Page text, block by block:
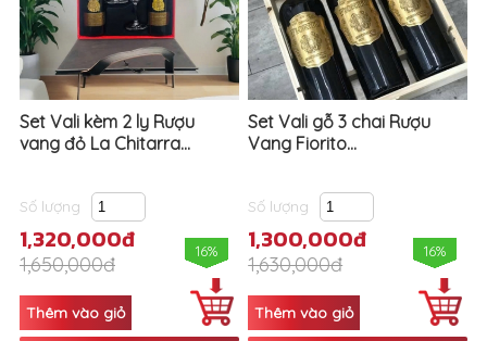
Set Vali kèm 2 ly Rượu
vang đỏ La Chitarra...
Số lượng
1,320,000đ
1,650,000đ
16%
Set Vali gỗ 3 chai Rượu
Vang Fiorito...
Số lượng
1,300,000đ
1,630,000đ
16%